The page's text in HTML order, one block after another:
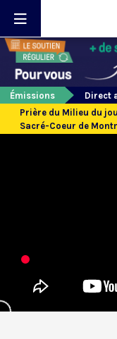
Émissions
Direct
Prière du Milieu du
Sacré-Coeur de